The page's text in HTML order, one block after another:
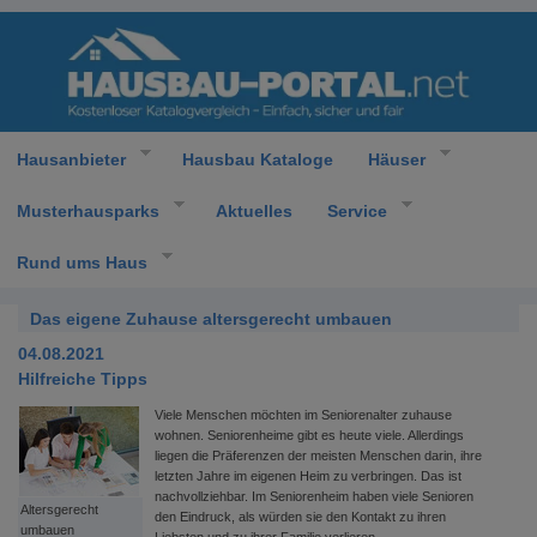
Hausanbieter Hausbau Kataloge Häuser
Musterhausparks Aktuelles Service
Rund ums Haus
Das eigene Zuhause altersgerecht umbauen
04.08.2021
Hilfreiche Tipps
Altersgerecht
umbauen
Viele Menschen möchten im Seniorenalter zuhause
wohnen. Seniorenheime gibt es heute viele. Allerdings
liegen die Präferenzen der meisten Menschen darin, ihre
letzten Jahre im eigenen Heim zu verbringen. Das ist
nachvollziehbar. Im Seniorenheim haben viele Senioren
den Eindruck, als würden sie den Kontakt zu ihren